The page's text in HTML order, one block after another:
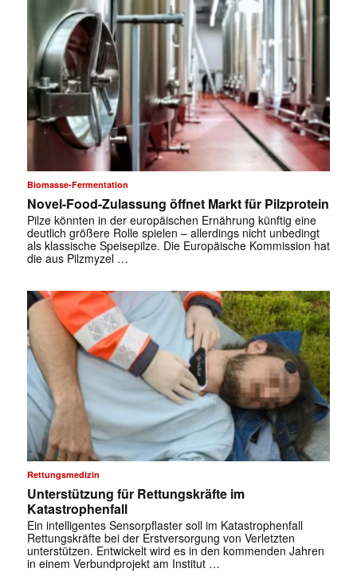
Biomasse-Fermentation
Novel-Food-Zulassung öffnet Markt für Pilzprotein
Pilze könnten in der europäischen Ernährung künftig eine
deutlich größere Rolle spielen – allerdings nicht unbedingt
als klassische Speisepilze. Die Europäische Kommission hat
die aus Pilzmyzel …
Rettungsmedizin
Unterstützung für Rettungskräfte im
Katastrophenfall
Ein intelligentes Sensorpflaster soll im Katastrophenfall
Rettungskräfte bei der Erstversorgung von Verletzten
unterstützen. Entwickelt wird es in den kommenden Jahren
in einem Verbundprojekt am Institut …